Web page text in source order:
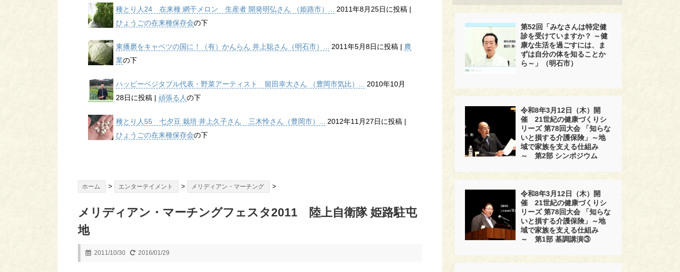
種とり人24 在来種 網干メロン 生産者 開発明弘さん （姫路市）... 2011年8月25日に投稿 |
ひょうごの在来種保存会の下
東播磨をキャベツの国に！（有）かんらん 井上聡さん（明石市）... 2011年5月8日に投稿 | 農
業の下
ハッピーベジタブル代表・野菜アーティスト 留田幸大さん （豊岡市気比）...
2010年10月
28日に投稿 | 頑張る人の下
種とり人55 七夕豆 栽培 井上久子さん 三木怜さん（豊岡市）... 2012年11月27日に投稿 |
ひょうごの在来種保存会の下
ホーム > エンターテイメント > メリディアン・マーチング >
メリディアン・マーチングフェスタ2011 陸上自衛隊 姫路駐屯
地
2011/10/30 2016/01/29
第52回「みなさんは特定健
診を受けていますか？ ～健
康な生活を過ごすには、ま
ずは自分の体を知ることか
ら～」（明石市）
令和8年3月12日（木）開
催 21世紀の健康づくりシ
リーズ 第78回大会 「知らな
いと損する介護保険」～地
域で家族を支える仕組み
～ 第2部 シンポジウム
令和8年3月12日（木）開
催 21世紀の健康づくりシ
リーズ 第78回大会 「知らな
いと損する介護保険」～地
域で家族を支える仕組み
～ 第1部 基調講演③